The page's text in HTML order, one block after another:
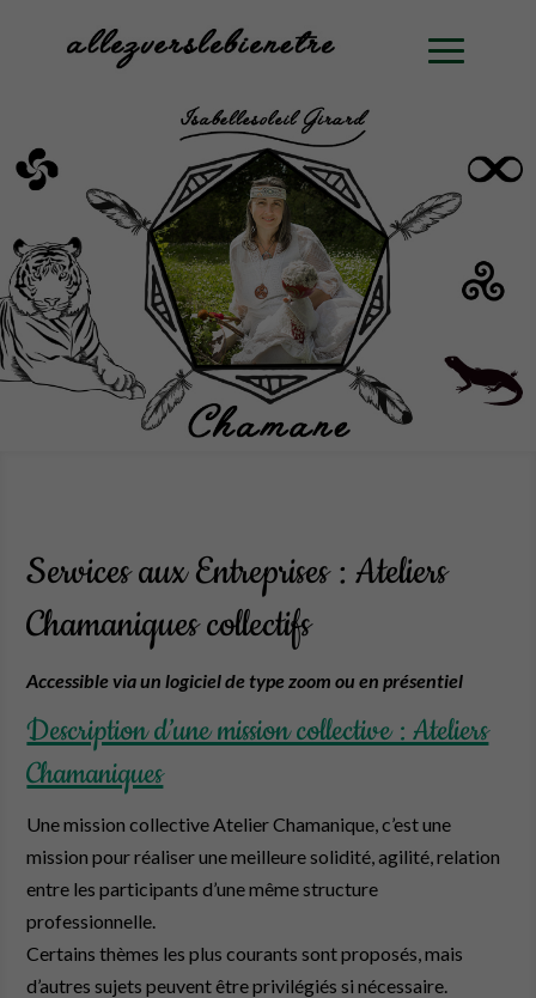
Services aux Entreprises : Ateliers
Chamaniques collectifs
Accessible via un logiciel de type zoom ou en présentiel
Description d’une mission collective : Ateliers
Chamaniques
Une mission collective Atelier Chamanique, c’est une
mission pour réaliser une meilleure solidité, agilité, relation
entre les participants d’une même structure
professionnelle.
Certains thèmes les plus courants sont proposés, mais
d’autres sujets peuvent être privilégiés si nécessaire.